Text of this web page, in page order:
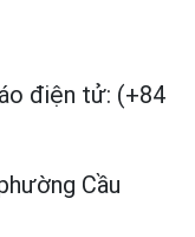
điện tử: (+84
Cầu